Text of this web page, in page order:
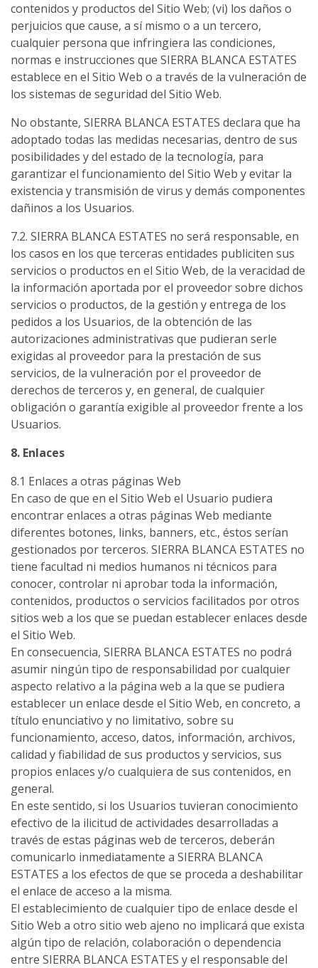
contenidos y productos del Sitio Web; (vi) los daños o
perjuicios que cause, a sí mismo o a un tercero,
cualquier persona que infringiera las condiciones,
normas e instrucciones que SIERRA BLANCA ESTATES
establece en el Sitio Web o a través de la vulneración de
los sistemas de seguridad del Sitio Web.
No obstante, SIERRA BLANCA ESTATES declara que ha
adoptado todas las medidas necesarias, dentro de sus
posibilidades y del estado de la tecnología, para
garantizar el funcionamiento del Sitio Web y evitar la
existencia y transmisión de virus y demás componentes
dañinos a los Usuarios.
7.2. SIERRA BLANCA ESTATES no será responsable, en
los casos en los que terceras entidades publiciten sus
servicios o productos en el Sitio Web, de la veracidad de
la información aportada por el proveedor sobre dichos
servicios o productos, de la gestión y entrega de los
pedidos a los Usuarios, de la obtención de las
autorizaciones administrativas que pudieran serle
exigidas al proveedor para la prestación de sus
servicios, de la vulneración por el proveedor de
derechos de terceros y, en general, de cualquier
obligación o garantía exigible al proveedor frente a los
Usuarios.
8. Enlaces
8.1 Enlaces a otras páginas Web
En caso de que en el Sitio Web el Usuario pudiera
encontrar enlaces a otras páginas Web mediante
diferentes botones, links, banners, etc., éstos serían
gestionados por terceros. SIERRA BLANCA ESTATES no
tiene facultad ni medios humanos ni técnicos para
conocer, controlar ni aprobar toda la información,
contenidos, productos o servicios facilitados por otros
sitios web a los que se puedan establecer enlaces desde
el Sitio Web.
En consecuencia, SIERRA BLANCA ESTATES no podrá
asumir ningún tipo de responsabilidad por cualquier
aspecto relativo a la página web a la que se pudiera
establecer un enlace desde el Sitio Web, en concreto, a
título enunciativo y no limitativo, sobre su
funcionamiento, acceso, datos, información, archivos,
calidad y fiabilidad de sus productos y servicios, sus
propios enlaces y/o cualquiera de sus contenidos, en
general.
En este sentido, si los Usuarios tuvieran conocimiento
efectivo de la ilicitud de actividades desarrolladas a
través de estas páginas web de terceros, deberán
comunicarlo inmediatamente a SIERRA BLANCA
ESTATES a los efectos de que se proceda a deshabilitar
el enlace de acceso a la misma.
El establecimiento de cualquier tipo de enlace desde el
Sitio Web a otro sitio web ajeno no implicará que exista
algún tipo de relación, colaboración o dependencia
entre SIERRA BLANCA ESTATES y el responsable del